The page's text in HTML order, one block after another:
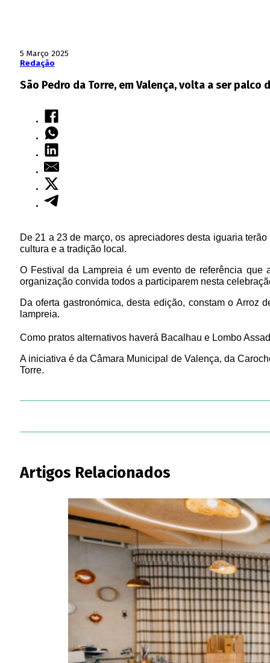
5 Março 2025
Redação
São Pedro da Torre, em Valença, volta a ser
De 21 a 23 de março, os apreciadores desta iguaria
cultura e a tradição local.
O Festival da Lampreia é um evento de referência
organização convida todos a participarem nesta
Da oferta gastronómica, desta edição, constam o Arroz
lampreia.
Como pratos alternativos haverá Bacalhau e Lombo
A iniciativa é da Câmara Municipal de Valença, da
Torre.
Artigos Relacionados